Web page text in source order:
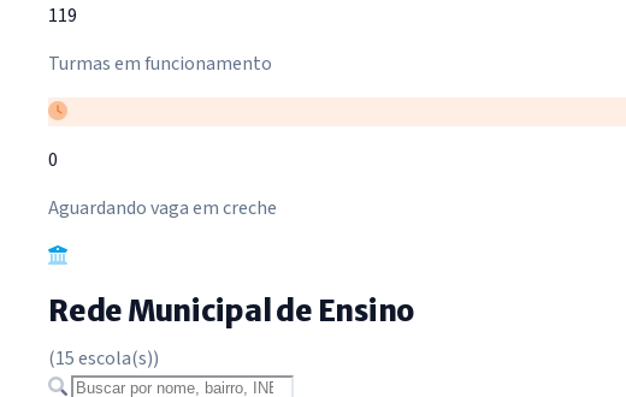
119
Turmas em funcionamento
0
Aguardando vaga em creche
Rede Municipal de Ensino
(15 escola(s))
Buscar escola